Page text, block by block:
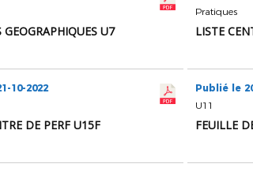
GEOGRAPHIQUES U7
Pratiques
LISTE
10-2022
DE PERF U15F
Publié le
U11
FEUILLE